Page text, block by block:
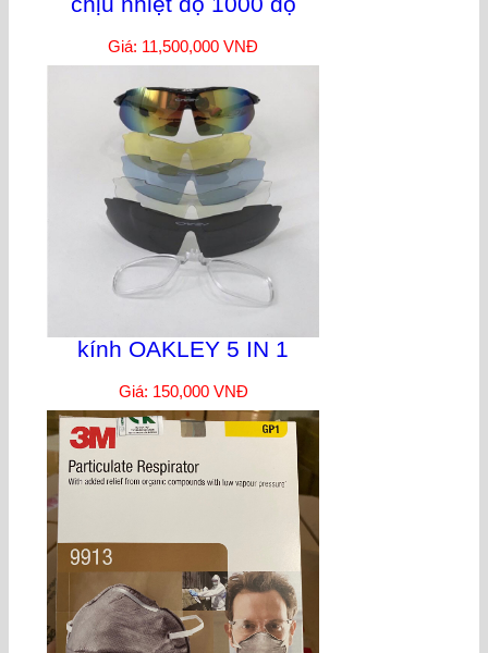
Giá: 11,500,000 VNĐ
kính OAKLEY 5 IN 1
Giá: 150,000 VNĐ